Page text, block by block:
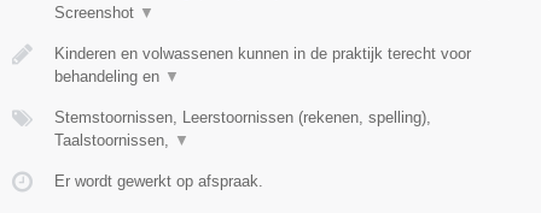
Screenshot ▼
Kinderen en volwassenen kunnen in de praktijk terecht voor
behandeling en ▼
Stemstoornissen, Leerstoornissen (rekenen, spelling),
Taalstoornissen,
▼
Er wordt gewerkt op afspraak.